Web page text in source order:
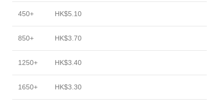
450+ HK$5.10
850+ HK$3.70
1250+ HK$3.40
1650+ HK$3.30